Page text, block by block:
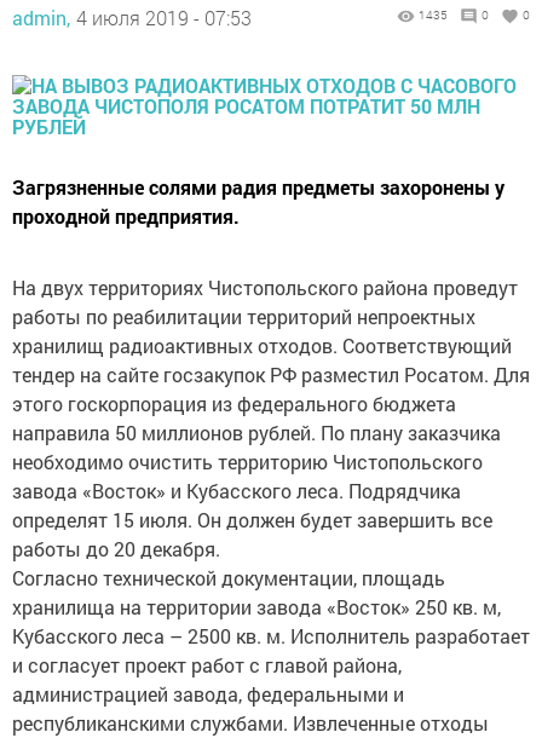
admin, 4 июля 2019 - 07:53 1435 0 0
Загрязненные солями радия предметы захоронены у
проходной предприятия.
На двух территориях Чистопольского района проведут
работы по реабилитации территорий непроектных
хранилищ радиоактивных отходов. Соответствующий
тендер на сайте госзакупок РФ разместил Росатом. Для
этого госкорпорация из федерального бюджета
направила 50 миллионов рублей. По плану заказчика
необходимо очистить территорию Чистопольского
завода «Восток» и Кубасского леса. Подрядчика
определят 15 июля. Он должен будет завершить все
работы до 20 декабря.
Согласно технической документации, площадь
хранилища на территории завода «Восток» 250 кв. м,
Кубасского леса – 2500 кв. м. Исполнитель разработает
и согласует проект работ с главой района,
администрацией завода, федеральными и
республиканскими службами. Извлеченные отходы